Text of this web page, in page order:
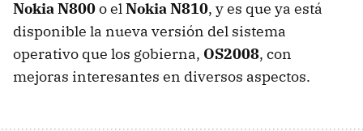
Nokia N800o elNokia N810, y es que ya está
disponible la nueva versión del sistema
operativo que los gobierna, OS2008, con
mejoras interesantes en diversos aspectos.